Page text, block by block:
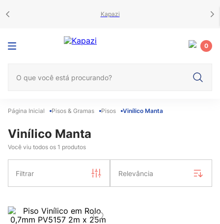
Kapazi
0
Pisos & Gramas Pisos Vinílico Manta
Vinílico Manta
Você viu todos os 1 produtos
Filtrar Relevância